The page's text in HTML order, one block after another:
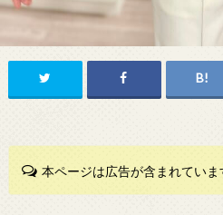
本ページは広告が含まれていま